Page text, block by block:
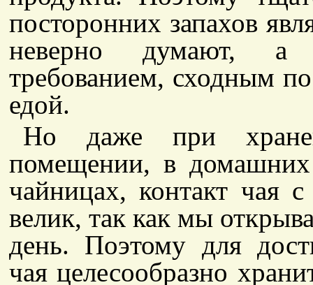
посторонних запахов
неверно думают, а
требованием, сходным
едой.
Но даже при
помещении, в
чайницах, контакт чая
велик, так как мы
день. Поэтому для
чая целесообразно